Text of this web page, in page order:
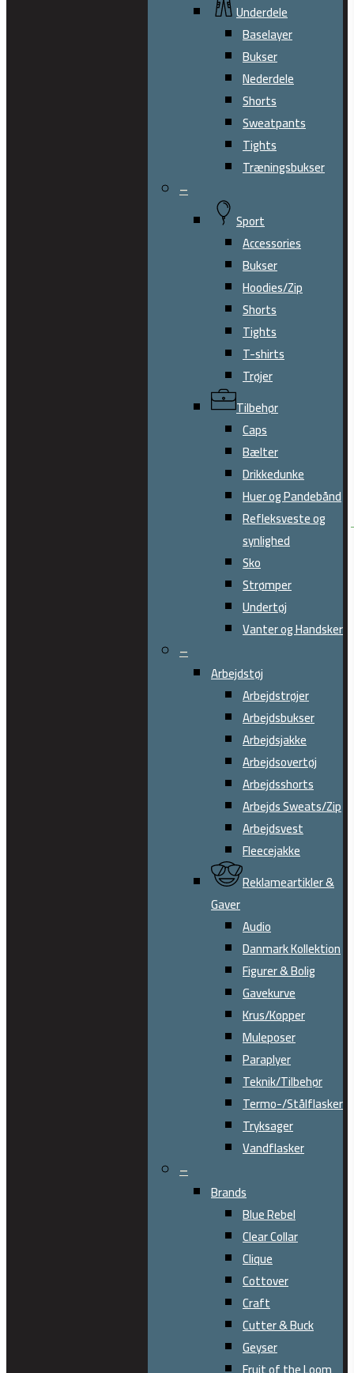
Underdele
Baselayer
Bukser
Nederdele
Shorts
Sweatpants
Tights
Træningsbukser
–
Sport
Accessories
Bukser
Hoodies/Zip
Shorts
Tights
T-shirts
Trøjer
Tilbehør
Caps
Bælter
Drikkedunke
Huer og Pandebånd
Refleksveste og
synlighed
Sko
Strømper
Undertøj
Vanter og Handsker
–
Arbejdstøj
Arbejdstrøjer
Arbejdsbukser
Arbejdsjakke
Arbejdsovertøj
Arbejdsshorts
Arbejds Sweats/Zip
Arbejdsvest
Fleecejakke
Reklameartikler &
Gaver
Audio
Danmark Kollektion
Figurer & Bolig
Gavekurve
Krus/Kopper
Muleposer
Paraplyer
Teknik/Tilbehør
Termo-/Stålflasker
Tryksager
Vandflasker
–
Brands
Blue Rebel
Clear Collar
Clique
Cottover
Craft
Cutter & Buck
Geyser